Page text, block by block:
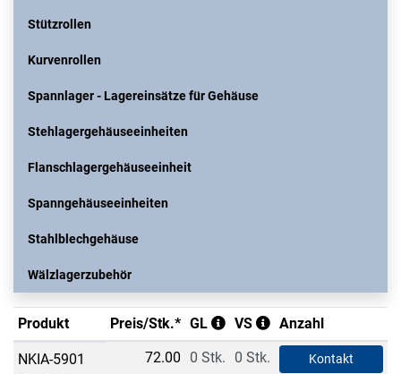
Stützrollen
Kurvenrollen
Spannlager - Lagereinsätze für Gehäuse
Stehlagergehäuseeinheiten
Flanschlagergehäuseeinheit
Spanngehäuseeinheiten
Stahlblechgehäuse
Wälzlagerzubehör
Produkt Preis/Stk.* GL VS Anzahl
NKIA-5901
72.00 0 Stk. 0 Stk. Kontakt